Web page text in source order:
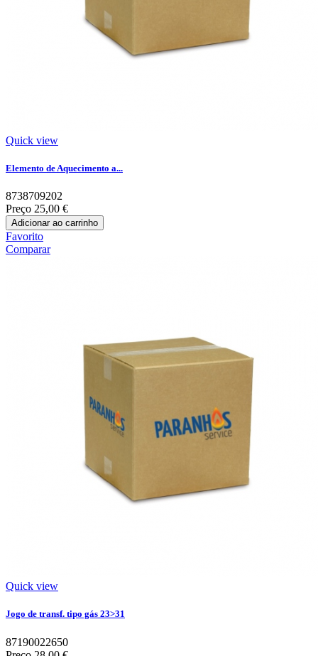
Quick view
Elemento de Aquecimento a...
8738709202
Preço 25,00 €
Adicionar ao carrinho
Favorito
Comparar
Quick view
Jogo de transf. tipo gás 23>31
87190022650